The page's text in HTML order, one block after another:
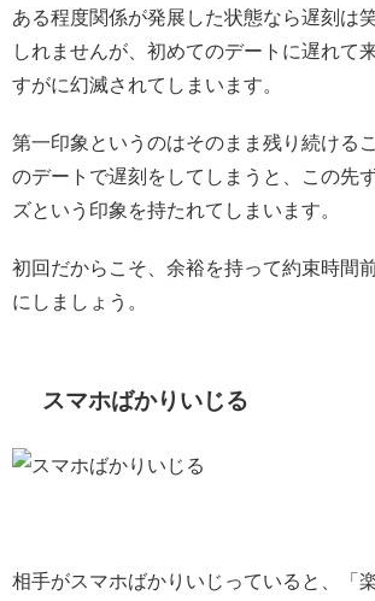
ある程度関係が発展した状態なら遅刻は
しれませんが、初めてのデートに遅れて
すがに幻滅されてしまいます。
第一印象というのはそのまま残り続ける
のデートで遅刻をしてしまうと、この先
ズという印象を持たれてしまいます。
初回だからこそ、余裕を持って約束時間
にしましょう。
スマホばかりいじる
相手がスマホばかりいじっていると、「